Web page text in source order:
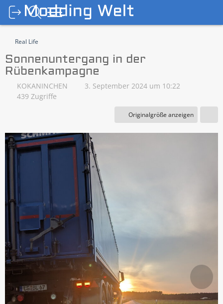
Real Life
Sonnenuntergang in der
Rübenkampagne
KOKANINCHEN
3. September 2024 um 10:22
439 Zugriffe
Originalgröße anzeigen